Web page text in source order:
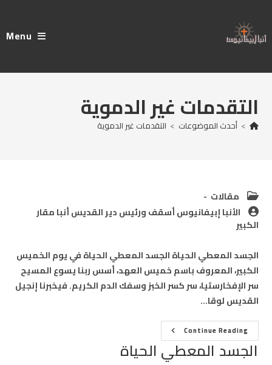
content
Menu
التقدمات غير الدموية
> أحدث الموضوعات > التقدمات غير الدموية
Post
category:
مقالات
Post
author:
الأنبا إبيفانيوس أسقف ورئيس دير القديس أنبا مقار
الكبير
الجسد المعطي الحياة الجسد المعطي الحياة في يوم الخميس
الكبير، المعروف باسم خميس العهد، أسس ربنا يسوع المسيح
سر الإفخارستيا، سر كسر الخبز وسفك الدم الكريم. فيخبرنا إنجيل
القديس لوقا…
Continue Readingالجسد
المعطي
الحياة
الجسد المعطي الحياة